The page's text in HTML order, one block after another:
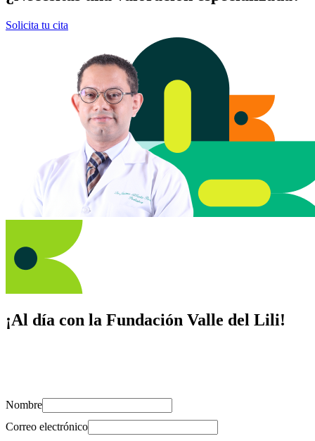
Solicita tu cita
¡Al día con la Fundación Valle del Lili!
Nombre
Correo electrónico